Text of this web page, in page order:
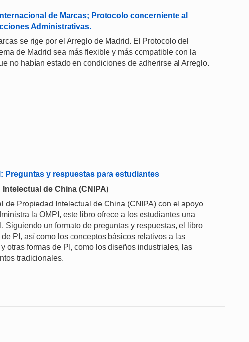
de Marcas; Protocolo concerniente al
Administrativas.
se rige por el Arreglo de Madrid. El Protocolo del
de Madrid sea más flexible y más compatible con la
no habían estado en condiciones de adherirse al Arreglo.
Preguntas y respuestas para estudiantes
de China (CNIPA)
de Propiedad Intelectual de China (CNIPA) con el apoyo
la OMPI, este libro ofrece a los estudiantes una
Siguiendo un formato de preguntas y respuestas, el libro
PI, así como los conceptos básicos relativos a las
otras formas de PI, como los diseños industriales, las
tradicionales.